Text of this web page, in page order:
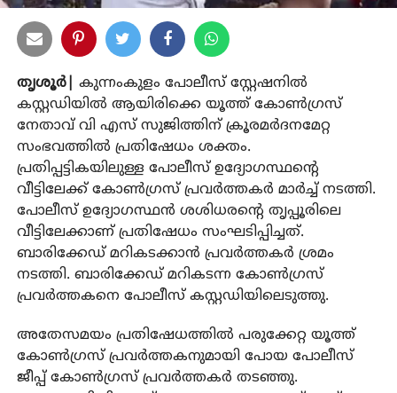
തൃശൂര്‍|
കുന്നംകുളം പോലീസ് സ്റ്റേഷനില്‍
കസ്റ്റഡിയില്‍ ആയിരിക്കെ യൂത്ത് കോണ്‍ഗ്രസ്
നേതാവ് വി എസ് സുജിത്തിന് ക്രൂരമര്‍ദനമേറ്റ
സംഭവത്തില്‍ പ്രതിഷേധം ശക്തം.
പ്രതിപ്പട്ടികയിലുള്ള പോലീസ് ഉദ്യോഗസ്ഥന്റെ
വീട്ടിലേക്ക് കോണ്‍ഗ്രസ് പ്രവര്‍ത്തകര്‍ മാര്‍ച്ച് നടത്തി.
പോലീസ് ഉദ്യോഗസ്ഥന്‍ ശശിധരന്റെ തൃപ്പൂരിലെ
വീട്ടിലേക്കാണ് പ്രതിഷേധം സംഘടിപ്പിച്ചത്.
ബാരിക്കേഡ് മറികടക്കാന്‍ പ്രവര്‍ത്തകര്‍ ശ്രമം
നടത്തി. ബാരിക്കേഡ് മറികടന്ന കോണ്‍ഗ്രസ്
പ്രവര്‍ത്തകനെ പോലീസ് കസ്റ്റഡിയിലെടുത്തു.
അതേസമയം പ്രതിഷേധത്തില്‍ പരുക്കേറ്റ യൂത്ത്
കോണ്‍ഗ്രസ് പ്രവര്‍ത്തകനുമായി പോയ പോലീസ്
ജീപ്പ് കോണ്‍ഗ്രസ് പ്രവര്‍ത്തകര്‍ തടഞ്ഞു.